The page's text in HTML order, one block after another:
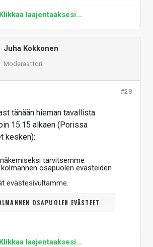
Klikkaa laajentaaksesi...
Juha Kokkonen
Moderaattori
#28
tänään hieman tavallista
15:15 alkaen (Porissa
kesken):
tarvitsemme
osapuolen evästeiden
evästesivultamme
OSAPUOLEN EVÄSTEET
Klikkaa laajentaaksesi...